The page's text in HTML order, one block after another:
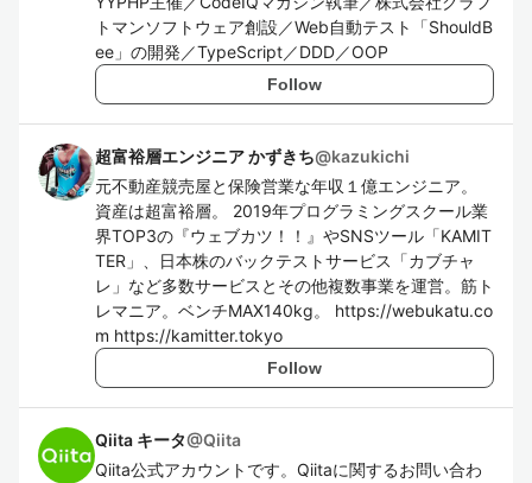
トマンソフトウェア創設／Web自動テスト「ShouldB
ee」の開発／TypeScript／DDD／OOP
Follow
超富裕層エンジニア かずきち@kazukichi
元不動産競売屋と保険営業な年収１億エンジニア。
資産は超富裕層。 2019年プログラミングスクール業
界TOP3の『ウェブカツ！！』やSNSツール「KAMIT
TER」、日本株のバックテストサービス「カブチャ
レ」など多数サービスとその他複数事業を運営。筋ト
レマニア。ベンチMAX140kg。 https://webukatu.co
m https://kamitter.tokyo
Follow
Qiita キータ@Qiita
Qiita公式アカウントです。Qiitaに関するお問い合わ